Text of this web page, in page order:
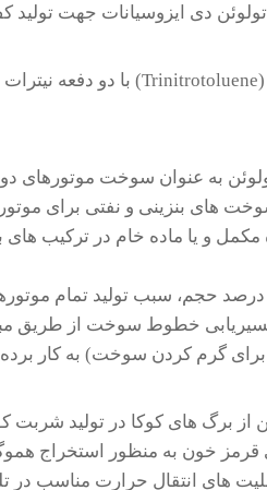
تولوئن دی ایزوسیانات جهت
های بنزینی و نفتی برای
و یا ماده خام در ترکیب های
مسیریابی خطوط سوخت از طریق
گرم کردن سوخت) به کار
از برگ های کوکا در تولید شربت
خون به منظور استخراج
های انتقال حرارت مناسب